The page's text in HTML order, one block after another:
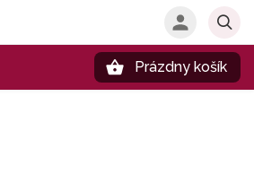
Prázdny košík